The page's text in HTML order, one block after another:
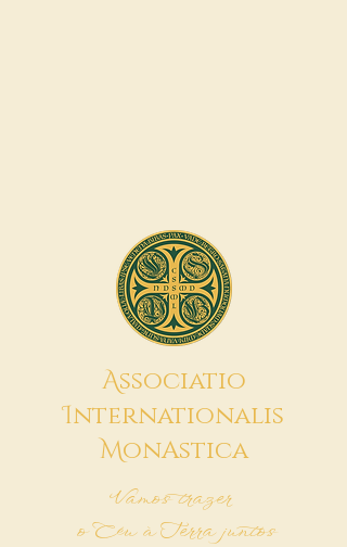
Associatio
Internationalis
MonAstica
Vamos trazer
o Céu à Terra juntos